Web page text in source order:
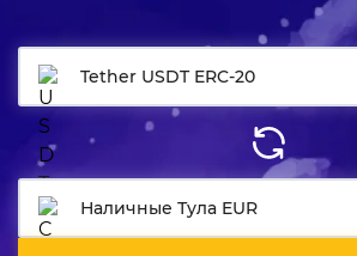
Tether USDT ERC-20
Наличные Тула EUR